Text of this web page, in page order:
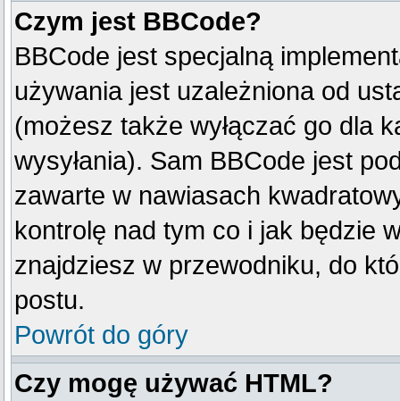
Czym jest BBCode?
BBCode jest specjalną
używania jest uzależniona od
(możesz także wyłączać go dla
wysyłania). Sam BBCode jest
zawarte w nawiasach
kontrolę nad tym co i jak będzie
znajdziesz w przewodniku, do
postu.
Powrót do góry
Czy mogę używać HTML?